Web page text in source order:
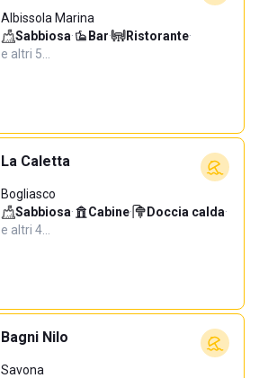
Albissola Marina
Sabbiosa· Bar· Ristorante·
e altri 5…
La Caletta
Bogliasco
Sabbiosa· Cabine· Doccia calda·
e altri 4…
Bagni Nilo
Savona